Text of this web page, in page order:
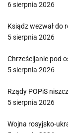
6 sierpnia 2026
Ksiądz wezwał do
5 sierpnia 2026
Chrześcijanie pod
5 sierpnia 2026
Rządy POPiS
5 sierpnia 2026
Wojna rosyjsko-